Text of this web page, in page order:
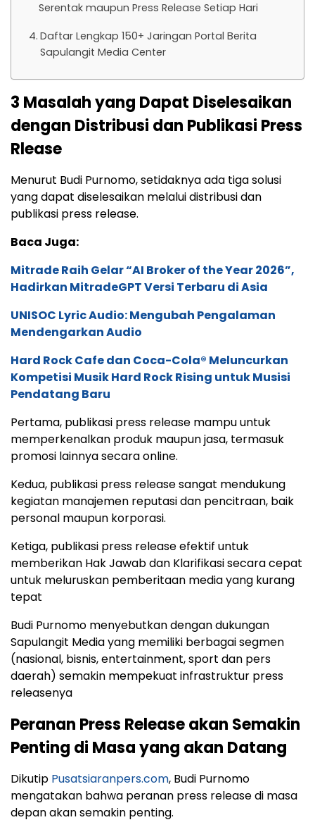
Serentak maupun Press Release Setiap Hari
Daftar Lengkap 150+ Jaringan Portal Berita
Sapulangit Media Center
3 Masalah yang Dapat Diselesaikan
dengan Distribusi dan Publikasi Press
Rlease
Menurut Budi Purnomo, setidaknya ada tiga solusi
yang dapat diselesaikan melalui distribusi dan
publikasi press release.
Baca Juga:
Mitrade Raih Gelar “AI Broker of the Year 2026”,
Hadirkan MitradeGPT Versi Terbaru di Asia
UNISOC Lyric Audio: Mengubah Pengalaman
Mendengarkan Audio
Hard Rock Cafe dan Coca-Cola® Meluncurkan
Kompetisi Musik Hard Rock Rising untuk Musisi
Pendatang Baru
Pertama, publikasi press release mampu untuk
memperkenalkan produk maupun jasa, termasuk
promosi lainnya secara online.
Kedua, publikasi press release sangat mendukung
kegiatan manajemen reputasi dan pencitraan, baik
personal maupun korporasi.
Ketiga, publikasi press release efektif untuk
memberikan Hak Jawab dan Klarifikasi secara cepat
untuk meluruskan pemberitaan media yang kurang
tepat
Budi Purnomo menyebutkan dengan dukungan
Sapulangit Media yang memiliki berbagai segmen
(nasional, bisnis, entertainment, sport dan pers
daerah) semakin mempekuat infrastruktur press
releasenya
Peranan Press Release akan Semakin
Penting di Masa yang akan Datang
Dikutip Pusatsiaranpers.com, Budi Purnomo
mengatakan bahwa peranan press release di masa
depan akan semakin penting.